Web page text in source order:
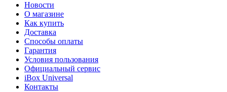
Новости
О магазине
Как купить
Доставка
Способы оплаты
Гарантия
Условия пользования
Официальный сервис
iBox Universal
Контакты